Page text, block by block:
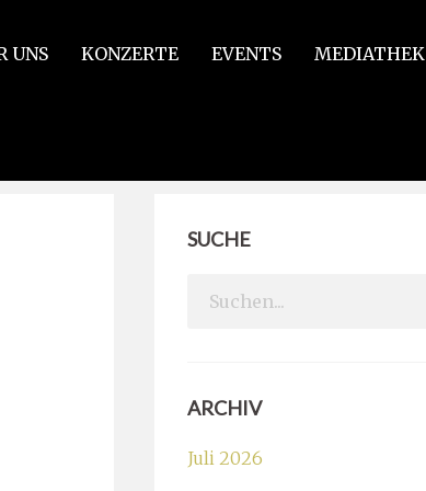
UNS KONZERTE EVENTS MEDIATHEK
SUCHE
Search
ARCHIV
Juli 2026